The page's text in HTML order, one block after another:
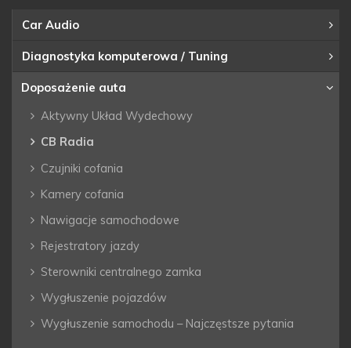
Car Audio
Diagnostyka komputerowa / Tuning
Doposażenie auta
Aktywny Układ Wydechowy
CB Radia
Czujniki cofania
Kamery cofania
Nawigacje samochodowe
Rejestratory jazdy
Sterowniki centralnego zamka
Wygłuszenie pojazdów
Wygłuszenie samochodu – Najczęstsze pytania